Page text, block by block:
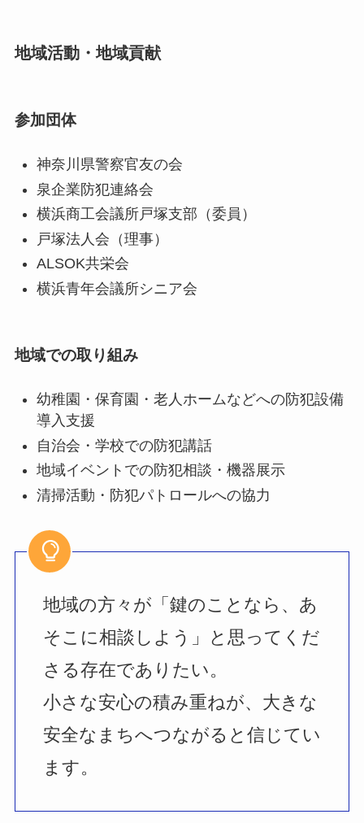
地域活動・地域貢献
参加団体
神奈川県警察官友の会
泉企業防犯連絡会
横浜商工会議所戸塚支部（委員）
戸塚法人会（理事）
ALSOK共栄会
横浜青年会議所シニア会
地域での取り組み
幼稚園・保育園・老人ホームなどへの防犯設備
導入支援
自治会・学校での防犯講話
地域イベントでの防犯相談・機器展示
清掃活動・防犯パトロールへの協力
地域の方々が「鍵のことなら、あ
そこに相談しよう」と思ってくだ
さる存在でありたい。
小さな安心の積み重ねが、大きな
安全なまちへつながると信じてい
ます。